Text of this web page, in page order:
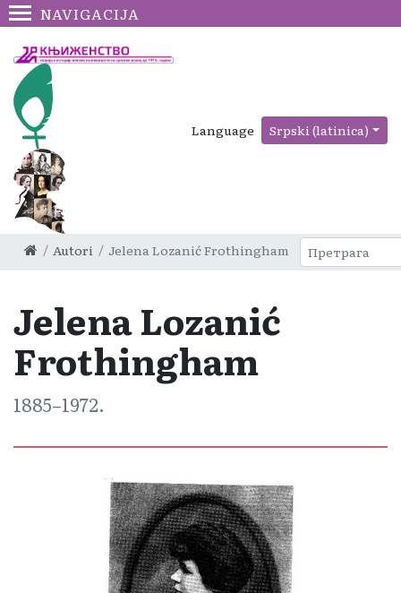
NAVIGACIJA
Language Srpski (latinica)
Autori Jelena Lozanić Frothingham
Jelena Lozanić
Frothingham
1885–1972.